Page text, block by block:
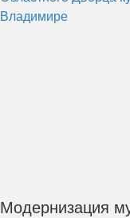
Модернизация